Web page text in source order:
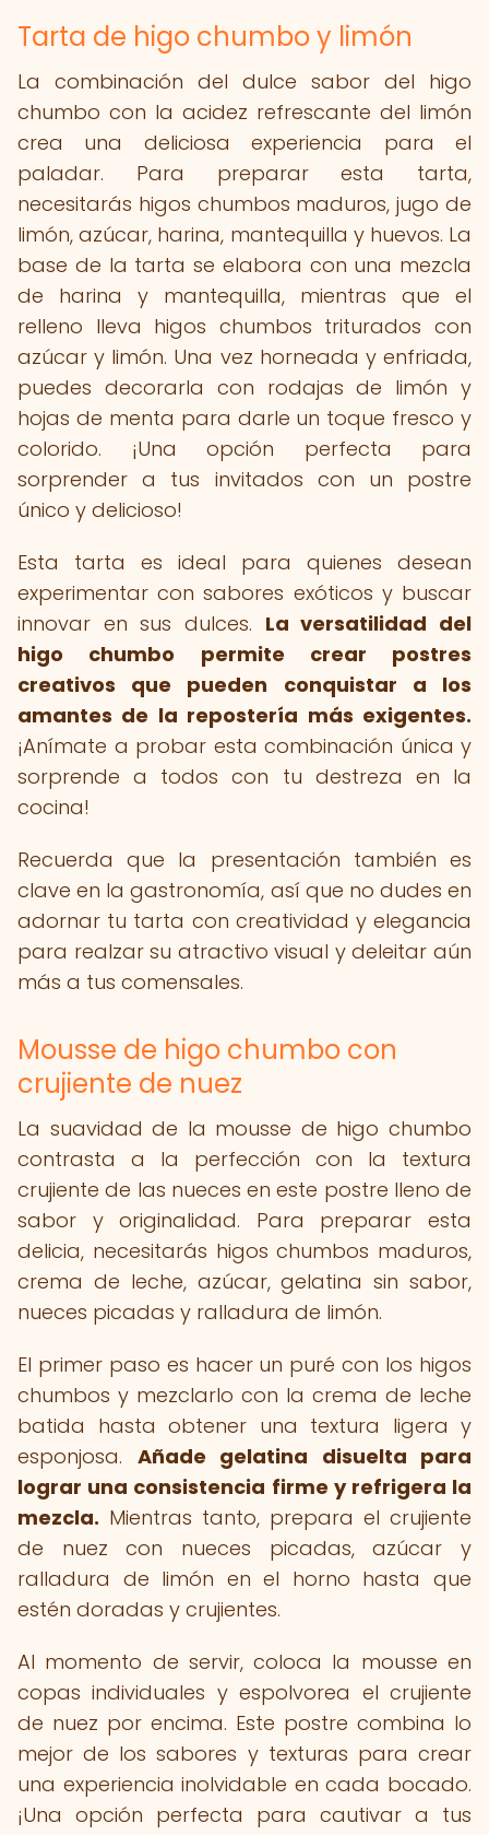
Tarta de higo chumbo y limón
La combinación del dulce sabor del higo
chumbo con la acidez refrescante del limón
crea una deliciosa experiencia para el
paladar. Para preparar esta tarta,
necesitarás higos chumbos maduros, jugo de
limón, azúcar, harina, mantequilla y huevos. La
base de la tarta se elabora con una mezcla
de harina y mantequilla, mientras que el
relleno lleva higos chumbos triturados con
azúcar y limón. Una vez horneada y enfriada,
puedes decorarla con rodajas de limón y
hojas de menta para darle un toque fresco y
colorido. ¡Una opción perfecta para
sorprender a tus invitados con un postre
único y delicioso!
Esta tarta es ideal para quienes desean
experimentar con sabores exóticos y buscar
innovar en sus dulces. La versatilidad del
higo chumbo permite crear postres
creativos que pueden conquistar a los
amantes de la repostería más exigentes.
¡Anímate a probar esta combinación única y
sorprende a todos con tu destreza en la
cocina!
Recuerda que la presentación también es
clave en la gastronomía, así que no dudes en
adornar tu tarta con creatividad y elegancia
para realzar su atractivo visual y deleitar aún
más a tus comensales.
Mousse de higo chumbo con
crujiente de nuez
La suavidad de la mousse de higo chumbo
contrasta a la perfección con la textura
crujiente de las nueces en este postre lleno de
sabor y originalidad. Para preparar esta
delicia, necesitarás higos chumbos maduros,
crema de leche, azúcar, gelatina sin sabor,
nueces picadas y ralladura de limón.
El primer paso es hacer un puré con los higos
chumbos y mezclarlo con la crema de leche
batida hasta obtener una textura ligera y
esponjosa. Añade gelatina disuelta para
lograr una consistencia firme y refrigera la
mezcla. Mientras tanto, prepara el crujiente
de nuez con nueces picadas, azúcar y
ralladura de limón en el horno hasta que
estén doradas y crujientes.
Al momento de servir, coloca la mousse en
copas individuales y espolvorea el crujiente
de nuez por encima. Este postre combina lo
mejor de los sabores y texturas para crear
una experiencia inolvidable en cada bocado.
¡Una opción perfecta para cautivar a tus